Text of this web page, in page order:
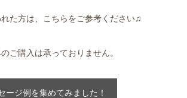
た方は、こちらをご参考ください♫
ご購入は承っておりません。
ージ例を集めてみました！